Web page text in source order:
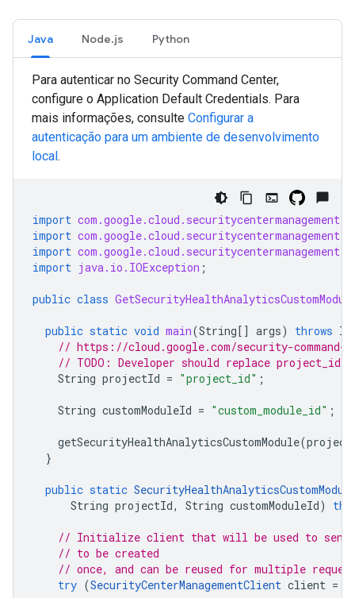
Java Node.js Python
Para autenticar no Security Command Center,
configure o Application Default Credentials. Para
mais informações, consulte Configurar a
autenticação para um ambiente de desenvolvimento
local.
import
import
import
import java.io.IOException ;
public class
public static void main(String[] args) throws
// https://cloud.google.com/security-command-
// TODO: Developer should replace
String projectId = "project_id" ;
String customModuleId = "custom_module_id" ;
getSecurityHealthAnalyticsCustomModule(
}
public static
String projectId, String customModuleId)
// Initialize client that will be used to send
// to be created
// once, and can be reused for multiple
try (SecurityCenterManagementClient client =